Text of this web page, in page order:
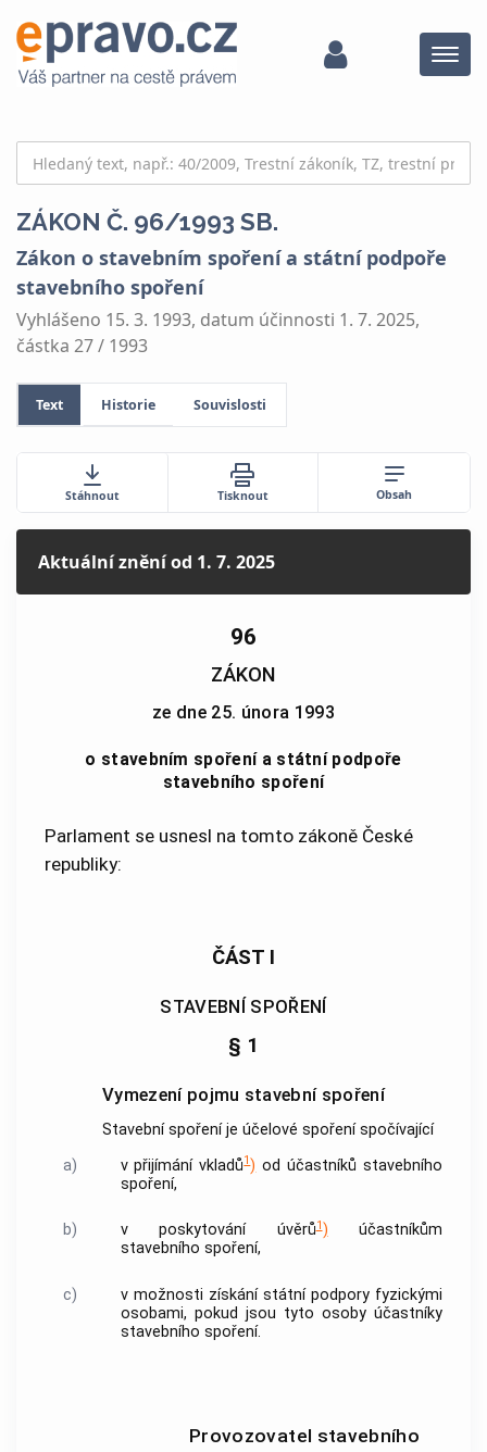
Menu
ZÁKON Č. 96/1993 SB.
Zákon o stavebním spoření a státní podpoře
stavebního spoření
Vyhlášeno 15. 3. 1993, datum účinnosti 1. 7. 2025,
částka 27 / 1993
Text Historie Souvislosti
Stáhnout Tisknout Obsah
Aktuální zněníod 1. 7. 2025
96
ZÁKON
ze dne 25. února 1993
o stavebním spoření a státní podpoře
stavebního spoření
Parlament se usnesl na tomto zákoně České
republiky:
ČÁST I
STAVEBNÍ SPOŘENÍ
§ 1
Vymezení pojmu stavební spoření
Stavební spoření je účelové spoření spočívající
a)
v přijímání vkladů1) od účastníků stavebního
spoření,
b) v poskytování úvěrů1) účastníkům
stavebního spoření,
c)
v možnosti získání státní podpory fyzickými
osobami, pokud jsou tyto osoby účastníky
stavebního spoření.
Provozovatel stavebního